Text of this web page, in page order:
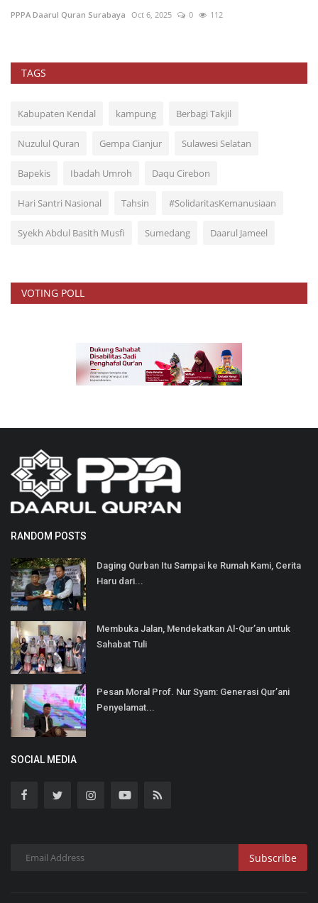
PPPA Daarul Quran Surabaya Oct 6, 2025 0 112
TAGS
Kabupaten Kendal kampung Berbagi Takjil
Nuzulul Quran Gempa Cianjur Sulawesi Selatan
Bapekis Ibadah Umroh Daqu Cirebon
Hari Santri Nasional Tahsin #SolidaritasKemanusiaan
Syekh Abdul Basith Musfi Sumedang Daarul Jameel
VOTING POLL
RANDOM POSTS
Daging Qurban Itu Sampai ke Rumah Kami, Cerita
Haru dari...
Membuka Jalan, Mendekatkan Al-Qur’an untuk
Sahabat Tuli
Pesan Moral Prof. Nur Syam: Generasi Qur’ani
Penyelamat...
SOCIAL MEDIA
Subscribe